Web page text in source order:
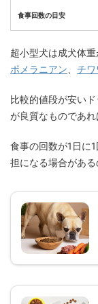
食事回数の目安
超小型犬は成犬体
ポメラニアン
チワ
比較的値段が安い
が良質なものであ
食事の回数が1日に
担になる場合がある